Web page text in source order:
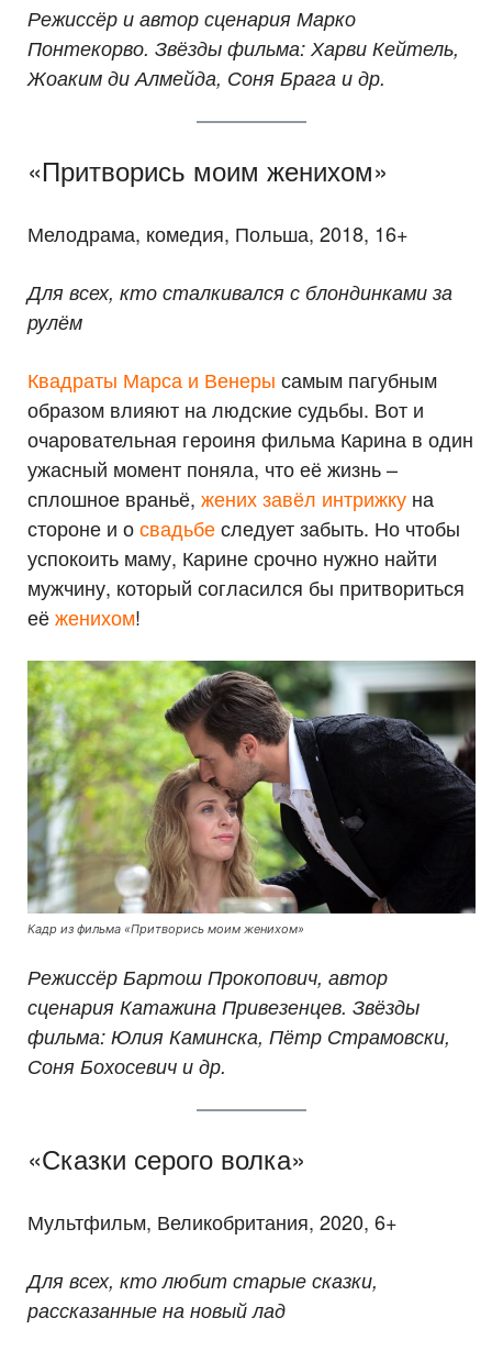
Режиссёр и автор сценария Марко
Понтекорво. Звёзды фильма: Харви Кейтель,
Жоаким ди Алмейда, Соня Брага и др.
«Притворись моим женихом»
Мелодрама, комедия, Польша, 2018, 16+
Для всех, кто сталкивался с блондинками за
рулём
Квадраты Марса и Венеры самым пагубным
образом влияют на людские судьбы. Вот и
очаровательная героиня фильма Карина в один
ужасный момент поняла, что её жизнь –
сплошное враньё, жених завёл интрижку на
стороне и освадьбеследует забыть. Но чтобы
успокоить маму, Карине срочно нужно найти
мужчину, который согласился бы притвориться
еёженихом!
Кадр из фильма «Притворись моим женихом»
Режиссёр Бартош Прокопович, автор
сценария Катажина Привезенцев. Звёзды
фильма: Юлия Каминска, Пётр Страмовски,
Соня Бохосевич и др.
«Сказки серого волка»
Мультфильм, Великобритания, 2020, 6+
Для всех, кто любит старые сказки,
рассказанные на новый лад